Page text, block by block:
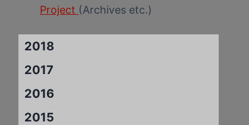
Project (Archives etc.)
2018
2017
2016
2015